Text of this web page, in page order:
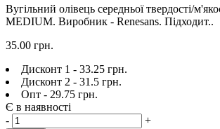
Вугільний олівець середньої твердості/
MEDIUM. Виробник - Renesans. Підходит..
35.00 грн.
Дисконт 1 - 33.25 грн.
Дисконт 2 - 31.5 грн.
Опт - 29.75 грн.
Є в наявності
-
+